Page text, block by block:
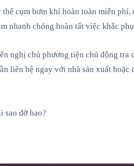
cụm bơm khí hoàn toàn miễn
nhanh chóng hoàn tất việc khắc
nghị chủ phương tiện chủ động
liên hệ ngay với nhà sản xuất
sao đỡ hao?